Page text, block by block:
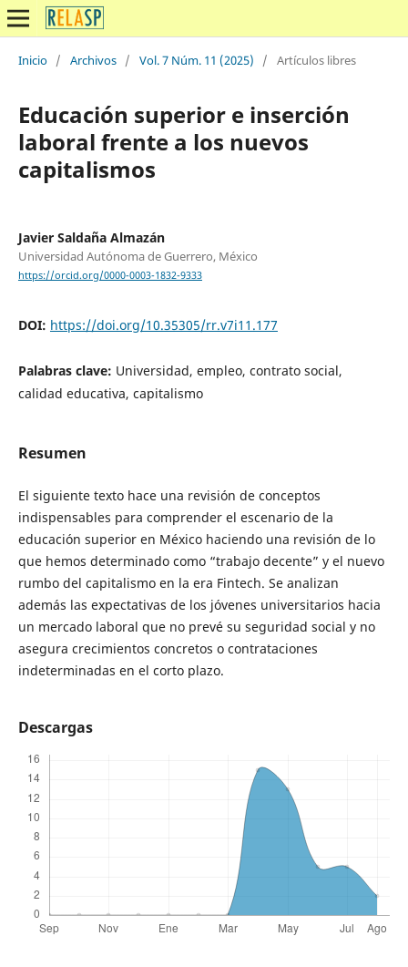
Inicio / Archivos / Vol. 7 Núm. 11 (2025) / Artículos libres
Educación superior e inserción
laboral frente a los nuevos
capitalismos
Javier Saldaña Almazán
Universidad Autónoma de Guerrero, México
https://orcid.org/0000-0003-1832-9333
DOI: https://doi.org/10.35305/rr.v7i11.177
Palabras clave: Universidad, empleo, contrato social,
calidad educativa, capitalismo
Resumen
El siguiente texto hace una revisión de conceptos
indispensables para comprender el escenario de la
educación superior en México haciendo una revisión de lo
que hemos determinado como “trabajo decente” y el nuevo
rumbo del capitalismo en la era Fintech. Se analizan
además las expectativas de los jóvenes universitarios hacia
un mercado laboral que no prevé su seguridad social y no
asegura crecimientos concretos o contrataciones
indeterminadas en el corto plazo.
Descargas